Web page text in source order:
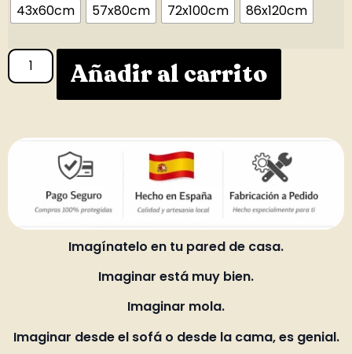
43x60cm 57x80cm 72x100cm 86x120cm
Añadir al carrito
Imagínatelo en tu pared de casa.
Imaginar está muy bien.
Imaginar mola.
Imaginar desde el sofá o desde la cama, es genial.